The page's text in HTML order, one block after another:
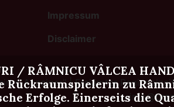
/ RÂMNICU VÂLCEA
Rückraumspielerin zu
Erfolge. Einerseits die
Impressum
Disclaimer
Anzeiger" | Freiämter